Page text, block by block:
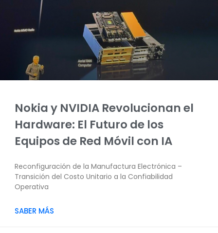
Nokia y NVIDIA Revolucionan el
Hardware: El Futuro de los
Equipos de Red Móvil con IA
Reconfiguración de la Manufactura Electrónica –
Transición del Costo Unitario a la Confiabilidad
Operativa
SABER MÁS